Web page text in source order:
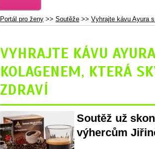
Portál pro ženy >> Soutěže >> Vyhrajte kávu Ayura
VYHRAJTE KÁVU
KOLAGENEM, KTERÁ
ZDRAVÍ
Soutěž už
výhercům